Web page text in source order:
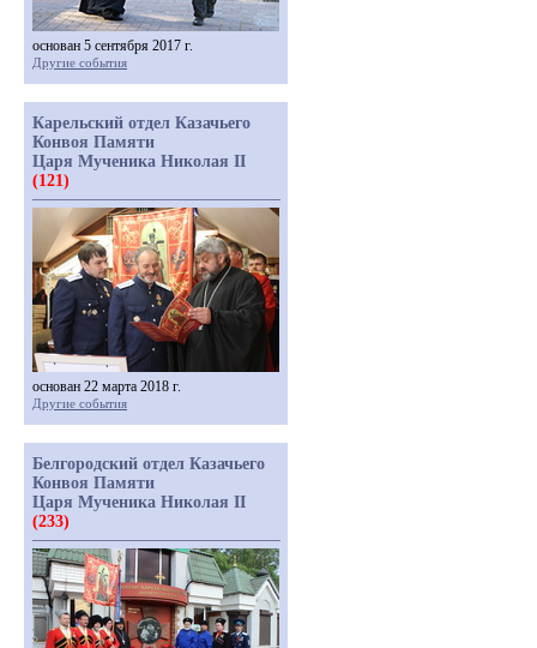
основан 5 сентября 2017 г.
Другие события
Карельский отдел Казачьего
Конвоя Памяти
Царя Мученика Николая II
(121)
основан 22 марта 2018 г.
Другие события
Белгородский отдел Казачьего
Конвоя Памяти
Царя Мученика Николая II
(233)